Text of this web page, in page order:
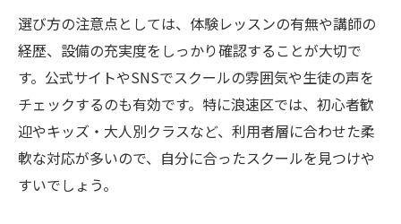
体験レッスンで安心して始める第一歩
大人初心者が通いやすいダンススクールの
特徴
キッズ向け大阪ダンススクールの選び方ポ
イント
親子で楽しめるダンススクール体験の魅力
選び方の注意点としては、体験レッスンの有無や講師の
経歴、設備の充実度をしっかり確認することが大切で
す。公式サイトやSNSでスクールの雰囲気や生徒の声を
チェックするのも有効です。特に浪速区では、初心者歓
迎やキッズ・大人別クラスなど、利用者層に合わせた柔
軟な対応が多いので、自分に合ったスクールを見つけや
すいでしょう。